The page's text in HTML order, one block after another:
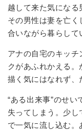
越して来た気になる
その男性は妻を亡
合いながら暮らして
アナの自宅のキッ
クがあふれかえる
描く気にはなれず、
“ある出来事”のせ
失ってしまう。少
で一気に流し込む